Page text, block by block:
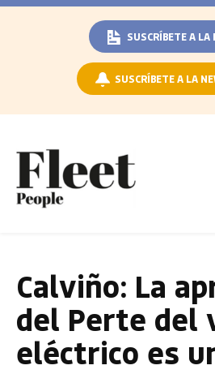
SUSCRÍBETE A LA
SUSCRÍBETE A LA
Calviño: La
del Perte del
eléctrico es